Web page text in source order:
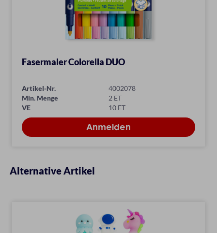
Fasermaler Colorella DUO
Artikel-Nr.
4002078
Min. Menge
2 ET
VE
10 ET
Alternative Artikel